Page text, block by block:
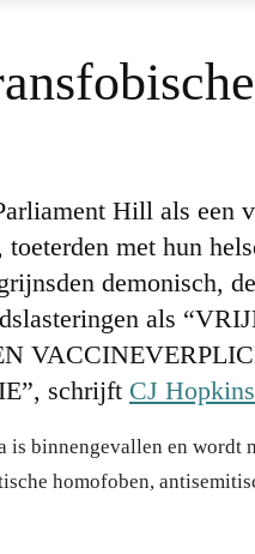
Hill als een
met hun
demonisch,
als
schrijft CJ Hopkins
is binnengevallen en wordt
homofoben,